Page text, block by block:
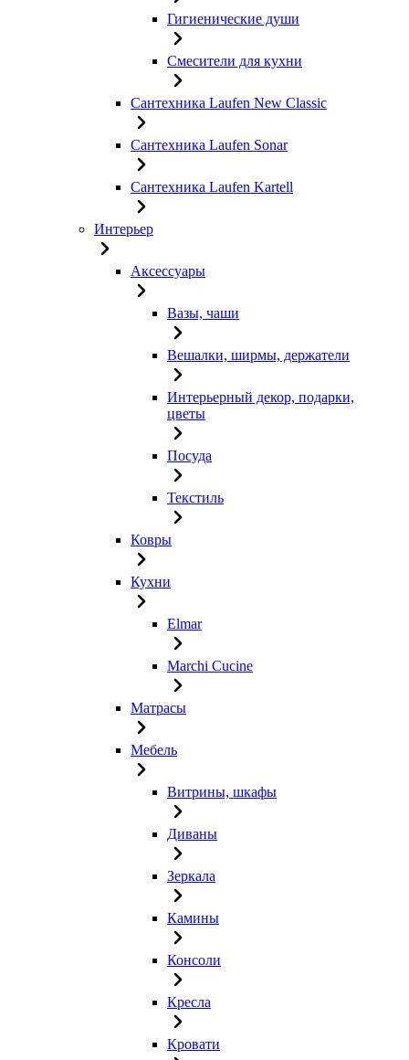
Гигиенические души
Смесители для кухни
Сантехника Laufen New Classic
Сантехника Laufen Sonar
Сантехника Laufen Kartell
Интерьер
Аксессуары
Вазы, чаши
Вешалки, ширмы, держатели
Интерьерный декор, подарки,
цветы
Посуда
Текстиль
Ковры
Кухни
Elmar
Marchi Cucine
Матрасы
Мебель
Витрины, шкафы
Диваны
Зеркала
Камины
Консоли
Кресла
Кровати